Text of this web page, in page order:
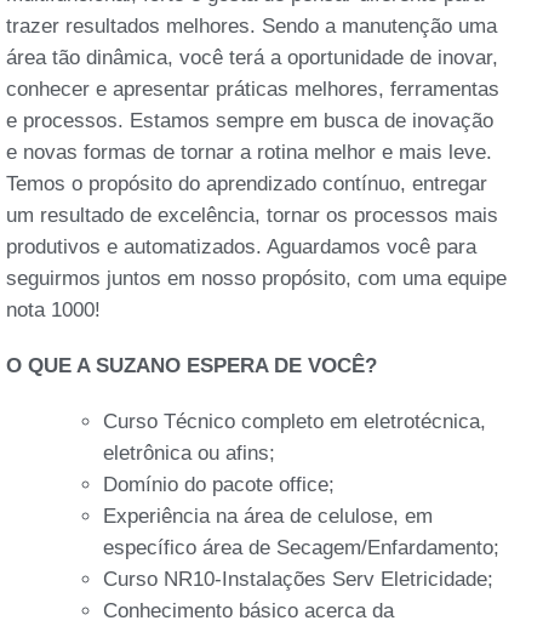
trazer resultados melhores. Sendo a manutenção uma
área tão dinâmica, você terá a oportunidade de inovar,
conhecer e apresentar práticas melhores, ferramentas
e processos. Estamos sempre em busca de inovação
e novas formas de tornar a rotina melhor e mais leve.
Temos o propósito do aprendizado contínuo, entregar
um resultado de excelência, tornar os processos mais
produtivos e automatizados. Aguardamos você para
seguirmos juntos em nosso propósito, com uma equipe
nota 1000!
O QUE A SUZANO ESPERA DE VOCÊ?
Curso Técnico completo em eletrotécnica,
eletrônica ou afins;
Domínio do pacote office;
Experiência na área de celulose, em
específico área de Secagem/Enfardamento;
Curso NR10-Instalações Serv Eletricidade;
Conhecimento básico acerca da